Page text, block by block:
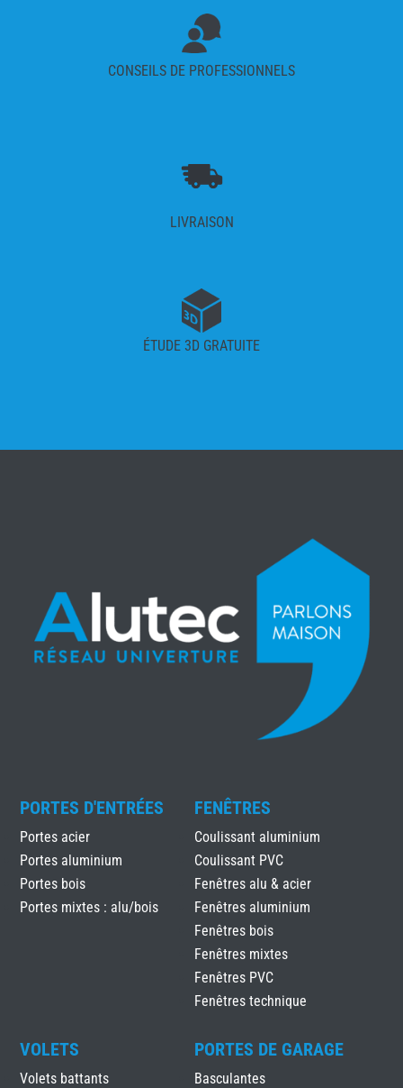
CONSEILS DE PROFESSIONNELS
LIVRAISON
ÉTUDE 3D GRATUITE
PORTES D'ENTRÉES
Portes acier
Portes aluminium
Portes bois
Portes mixtes : alu/bois
FENÊTRES
Coulissant aluminium
Coulissant PVC
Fenêtres alu & acier
Fenêtres aluminium
Fenêtres bois
Fenêtres mixtes
Fenêtres PVC
Fenêtres technique
VOLETS
Volets battants
PORTES DE GARAGE
Basculantes